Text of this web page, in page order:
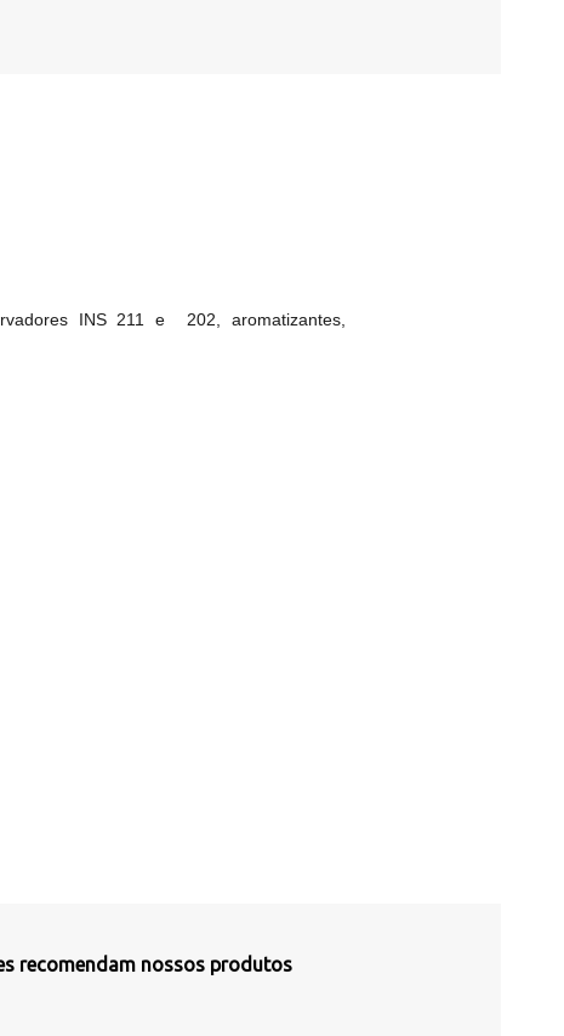
INS 211 e 202, aromatizantes,
recomendam nossos produtos